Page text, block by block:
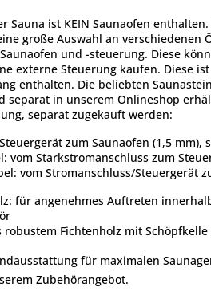
Sauna ist KEIN Saunaofen
große Auswahl an verschiedenen
und -steuerung. Diese
externe Steuerung kaufen. Diese
enthalten. Die beliebten
separat in unserem Onlineshop
separat zugekauft werden:
zum Saunaofen (1,5
vom Starkstromanschluss zum
vom Stromanschluss/Steuergerät
für angenehmes Auftreten
Fichtenholz mit
für maximalen
Zubehörangebot.